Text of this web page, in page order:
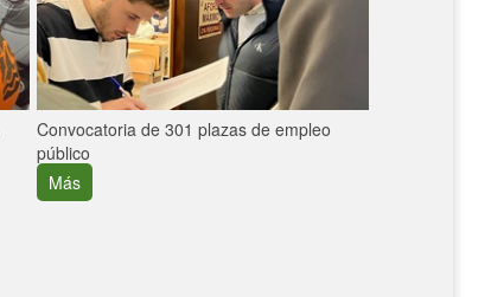
Convocatoria de 301 plazas de empleo
público
Más